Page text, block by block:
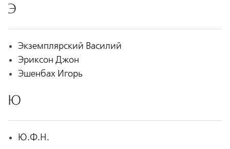
Э
Экземплярский Василий
Эриксон Джон
Эшенбах Игорь
Ю
Ю.Ф.Н.